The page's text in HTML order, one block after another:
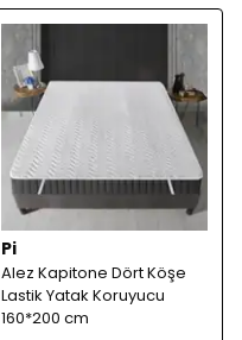
Pi
Alez Kapitone Dört Köşe
Lastik Yatak Koruyucu
160*200 cm